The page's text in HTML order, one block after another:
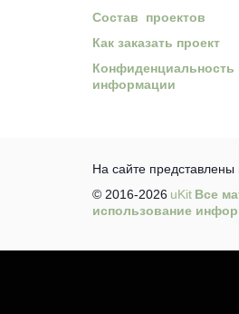
Состав проектов
Как заказать проект
Конфиденциальность
информации
На сайте
© 2016-2026 uKit Все
использование